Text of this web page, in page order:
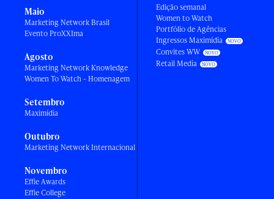
Maio
Marketing Network Brasil
Evento ProXXIma
Agosto
Marketing Network Knowledge
Women To Watch - Homenagem
Setembro
Maximídia
Outubro
Marketing Network Internacional
Novembro
Effie Awards
Effie College
Edição semanal
Women to Watch
Portfólio de Agências
Ingressos Maximídia
Convites WW
Retail Media